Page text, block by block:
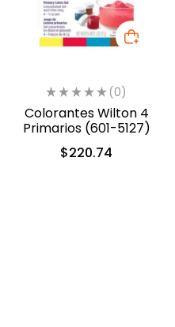
(0)
Colorantes Wilton 4
Primarios (601-5127)
$220.74